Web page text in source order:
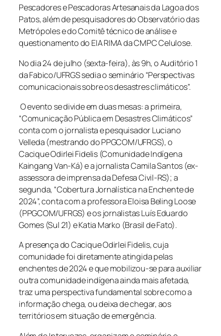
Pescadores e Pescadoras Artesanais da Lagoa dos
Patos, além de pesquisadores do Observatório das
Metrópoles e do Comitê técnico de análise e
questionamento do EIA RIMA da CMPC Celulose.
No dia 24 de julho (sexta-feira), às 9h, o Auditório 1
da Fabico/UFRGS sedia o seminário “Perspectivas
comunicacionais sobre os desastres climáticos”.
O evento se divide em duas mesas: a primeira,
“Comunicação Pública em Desastres Climáticos”
conta com o jornalista e pesquisador Luciano
Velleda (mestrando do PPGCOM/UFRGS), o
Cacique Odirlei Fidelis (Comunidade Indígena
Kaingang Van-Ká) e a jornalista Camila Santos (ex-
assessora de imprensa da Defesa Civil-RS); a
segunda, “Cobertura Jornalística na Enchente de
2024”, conta com a professora Eloisa Beling Loose
(PPGCOM/UFRGS) e os jornalistas Luís Eduardo
Gomes (Sul 21) e Katia Marko (Brasil de Fato).
A presença do Cacique Odirlei Fidelis, cuja
comunidade foi diretamente atingida pelas
enchentes de 2024 e que mobilizou-se para auxiliar
outra comunidade indígena ainda mais afetada,
traz uma perspectiva fundamental sobre como a
informação chega, ou deixa de chegar, aos
territórios em situação de emergência.